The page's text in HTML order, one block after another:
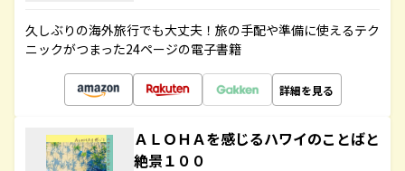
久しぶりの海外旅行でも大丈夫！旅の手配や準備に使えるテク
ニックがつまった24ページの電子書籍
詳細を見る
ＡＬＯＨＡを感じるハワイのことばと
絶景１００